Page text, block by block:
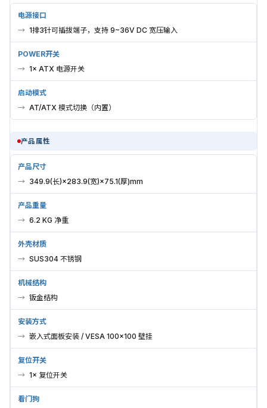
电源接口
1排3针可插拔端子，支持 9~36V DC 宽压输入
POWER开关
1× ATX 电源开关
启动模式
AT/ATX 模式切换（内置）
产品属性
产品尺寸
349.9(长)×283.9(宽)×75.1(厚)mm
产品重量
6.2 KG 净重
外壳材质
SUS304 不锈钢
机械结构
钣金结构
安装方式
嵌入式面板安装 / VESA 100×100 壁挂
复位开关
1× 复位开关
看门狗